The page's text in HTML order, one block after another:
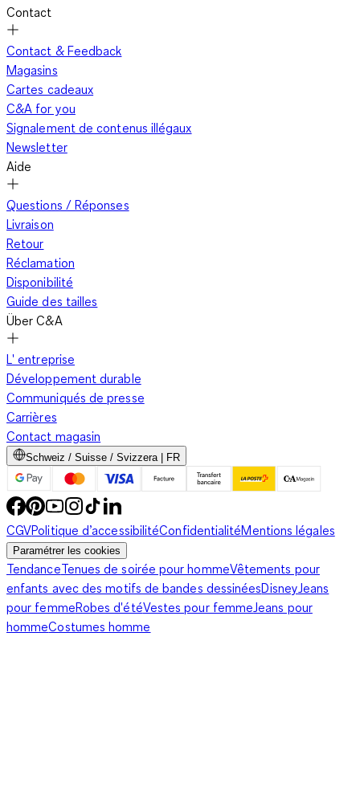
Contact
Contact & Feedback
Magasins
Cartes cadeaux
C&A for you
Signalement de contenus illégaux
Newsletter
Aide
Questions / Réponses
Livraison
Retour
Réclamation
Disponibilité
Guide des tailles
Über C&A
L' entreprise
Développement durable
Communiqués de presse
Carrières
Contact magasin
Schweiz / Suisse / Svizzera | FR
CGVPolitique d’accessibilitéConfidentialitéMentions légales
Paramétrer les cookies
TendanceTenues de soirée pour hommeVêtements pour
enfants avec des motifs de bandes dessinéesDisney Jeans
pour femmeRobes d'étéVestes pour femme Jeans pour
hommeCostumes homme